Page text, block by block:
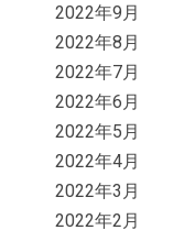
2022年9月
2022年8月
2022年7月
2022年6月
2022年5月
2022年4月
2022年3月
2022年2月